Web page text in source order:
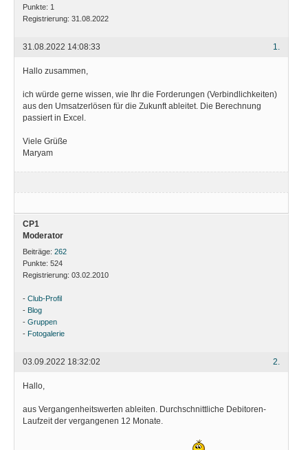
Punkte: 1
Registrierung: 31.08.2022
1.
31.08.2022 14:08:33
Hallo zusammen,
ich würde gerne wissen, wie Ihr die Forderungen (Verbindlichkeiten)
aus den Umsatzerlösen für die Zukunft ableitet. Die Berechnung
passiert in Excel.
Viele Grüße
Maryam
CP1
Moderator
Beiträge: 262
Punkte: 524
Registrierung: 03.02.2010
- Club-Profil
- Blog
- Gruppen
- Fotogalerie
2.
03.09.2022 18:32:02
Hallo,
aus Vergangenheitswerten ableiten. Durchschnittliche Debitoren-
Laufzeit der vergangenen 12 Monate.